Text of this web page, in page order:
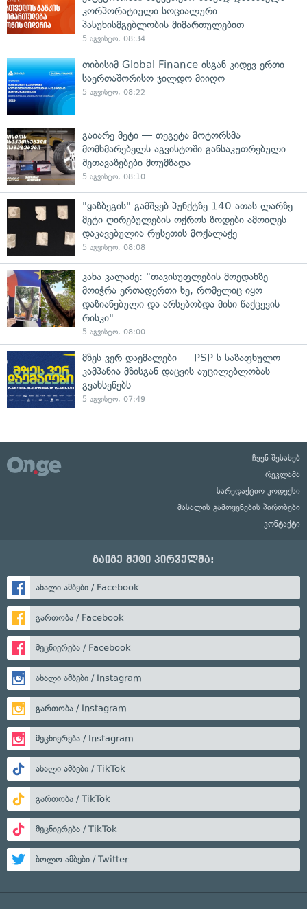
კორპორატიული სოციალური
პასუხისმგებლობის მიმართულებით
5 აგვისტო, 08:34
თიბისიმ Global Finance-ისგან კიდევ ერთი
საერთაშორისო ჯილდო მიიღო
5 აგვისტო, 08:22
გაიარე მეტი — თეგეტა მოტორსმა
მომხმარებელს აგვისტოში განსაკუთრებული
შეთავაზებები მოუმზადა
5 აგვისტო, 08:10
"ყაზბეგის" გამშვებ პუნქტზე 140 ათას ლარზე
მეტი ღირებულების ოქროს ზოდები ამოიღეს —
დაკავებულია რუსეთის მოქალაქე
5 აგვისტო, 08:08
კახა კალაძე: "თავისუფლების მოედანზე
მოიჭრა ერთადერთი ხე, რომელიც იყო
დაზიანებული და არსებობდა მისი წაქცევის
რისკი"
5 აგვისტო, 08:00
მზეს ვერ დაემალები — PSP-ს საზაფხულო
კამპანია მზისგან დაცვის აუცილებლობას
გვახსენებს
5 აგვისტო, 07:49
ჩვენ შესახებ
რეკლამა
სარედაქციო კოდექსი
მასალის გამოყენების პირობები
კონტაქტი
გაიგე მეტი პირველმა:
ახალი ამბები / Facebook
გართობა / Facebook
მეცნიერება / Facebook
ახალი ამბები / Instagram
გართობა / Instagram
მეცნიერება / Instagram
ახალი ამბები / TikTok
გართობა / TikTok
მეცნიერება / TikTok
ბოლო ამბები / Twitter